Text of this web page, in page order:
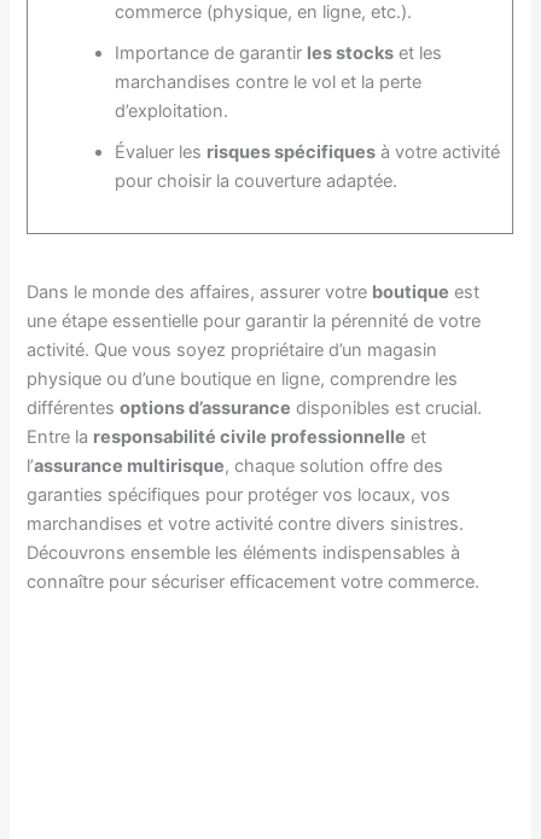
commerce (physique, en ligne, etc.).
Importance de garantir les stockset les
marchandises contre le vol et la perte
d’exploitation.
Évaluer les risques spécifiquesà votre activité
pour choisir la couverture adaptée.
Dans le monde des affaires, assurer votre boutique est
une étape essentielle pour garantir la pérennité de votre
activité. Que vous soyez propriétaire d’un magasin
physique ou d’une boutique en ligne, comprendre les
différentesoptions d’assurance disponibles est crucial.
Entre la responsabilité civile professionnelle et
l’assurance multirisque, chaque solution offre des
garanties spécifiques pour protéger vos locaux, vos
marchandises et votre activité contre divers sinistres.
Découvrons ensemble les éléments indispensables à
connaître pour sécuriser efficacement votre commerce.